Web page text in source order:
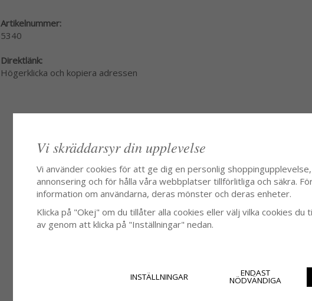
Artikelnummer:
5340
Direktlänk:
Högerklicka och kopiera adressen
Vi skräddarsyr din upplevelse
Vi använder cookies för att ge dig en personlig
annonsering och för hålla våra webbplatser tillförlitliga och säkra.
information om användarna, deras mönster och deras enheter.
Klicka på "Okej" om du tillåter alla cookies eller välj vilka cookies du
av genom att klicka på "Inställningar" nedan.
INSTÄLLNINGAR ENDAST
NÖDVÄNDIGA